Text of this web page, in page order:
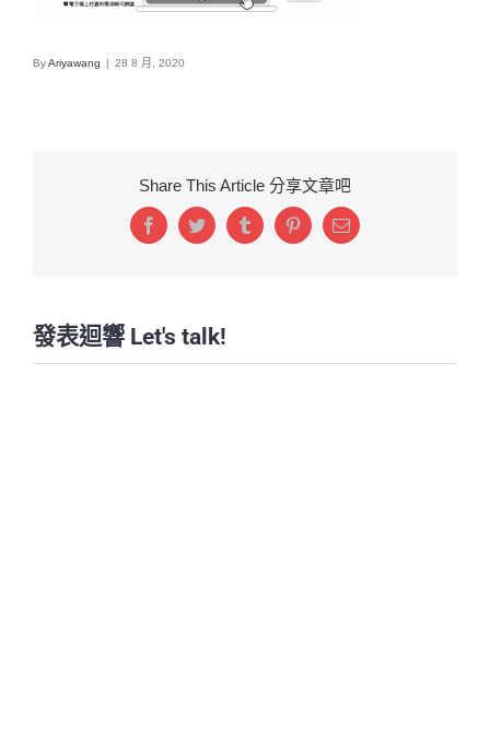
ByAriyawang | 28 8 月, 2020
Share This Article 分享文章吧
FacebookTwitterTumblrPinterestEmail:
發表迴響 Let's talk!